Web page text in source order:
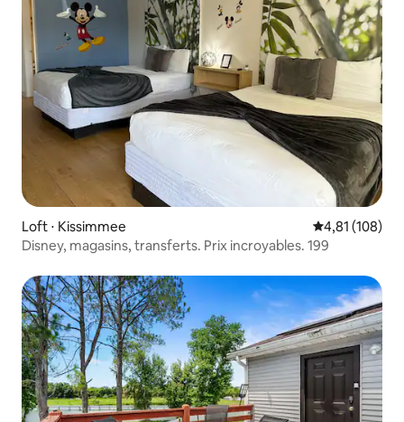
Loft ⋅ Kissimmee Évaluation
4,81 (108)
Disney, magasins, transferts. Prix incroyables. 199